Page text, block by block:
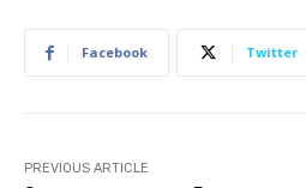
Facebook Twitter
PREVIOUS ARTICLE